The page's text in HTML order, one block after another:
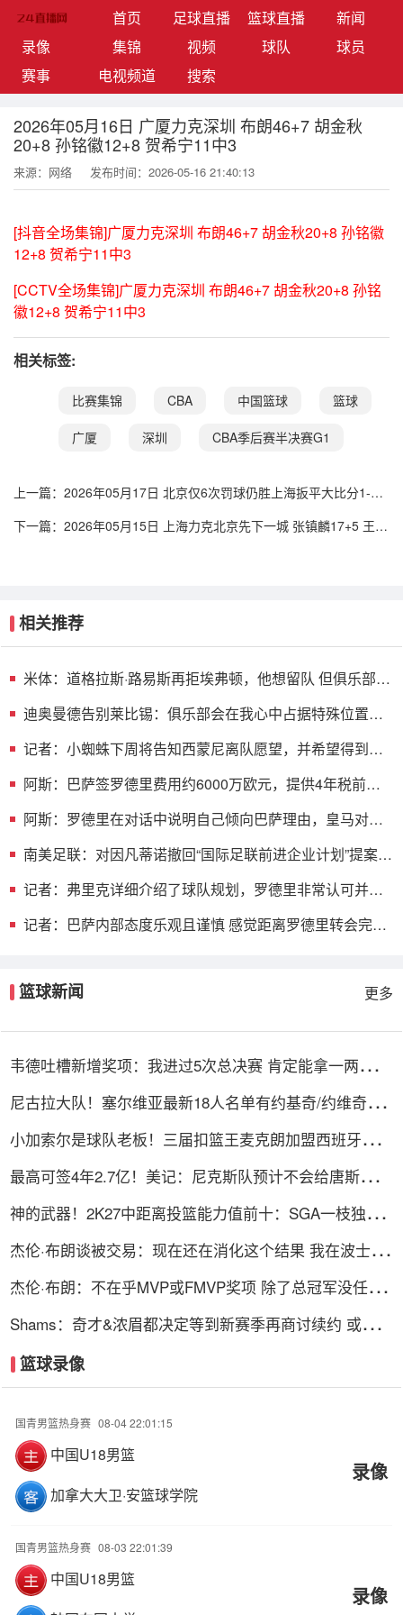
首页(current)足球直播 篮球直播
新闻
录像
集锦 视频 球队
球员
赛事
电视频道 搜索
2026年05月16日 广厦力克深圳 布朗46+7 胡金秋
20+8 孙铭徽12+8 贺希宁11中3
来源：网络 发布时间：2026-05-16 21:40:13
[抖音全场集锦]广厦力克深圳 布朗46+7 胡金秋20+8 孙铭徽
12+8 贺希宁11中3
[CCTV全场集锦]广厦力克深圳 布朗46+7 胡金秋20+8 孙铭
徽12+8 贺希宁11中3
相关标签:
比赛集锦 CBA 中国篮球 篮球
广厦 深圳 CBA季后赛半决赛G1
上一篇： 2026年05月17日 北京仅6次罚球仍胜上海扳平大比分1-1
下一篇： 2026年05月15日 上海力克北京先下一城 张镇麟17+5 王哲
相关推荐
米体：道格拉斯·路易斯再拒埃弗顿，他想留队 但俱乐部尚
迪奥曼德告别莱比锡：俱乐部会在我心中占据特殊位置，
记者：小蜘蛛下周将告知西蒙尼离队愿望，并希望得到理
阿斯：巴萨签罗德里费用约6000万欧元，提供4年税前
阿斯：罗德里在对话中说明自己倾向巴萨理由，皇马对此
南美足联：对因凡蒂诺撤回“国际足联前进企业计划”提案表
记者：弗里克详细介绍了球队规划，罗德里非常认可并选
记者：巴萨内部态度乐观且谨慎 感觉距离罗德里转会完成
篮球新闻 更多
韦德吐槽新增奖项：我进过5次总决赛 肯定能拿一两个东
尼古拉大队！塞尔维亚最新18人名单有约基奇/约维奇等7
小加索尔是球队老板！三届扣篮王麦克朗加盟西班牙赫罗
最高可签4年2.7亿！美记：尼克斯队预计不会给唐斯提供
神的武器！2K27中距离投篮能力值前十：SGA一枝独秀
杰伦·布朗谈被交易：现在还在消化这个结果 我在波士顿
杰伦·布朗：不在乎MVP或FMVP奖项 除了总冠军没任何
Shams：奇才&浓眉都决定等到新赛季再商讨续约 或在开
篮球录像
国青男篮热身赛 08-04 22:01:15
中国U18男篮
加拿大大卫·安篮球学院
录像
国青男篮热身赛 08-03 22:01:39
中国U18男篮
录像